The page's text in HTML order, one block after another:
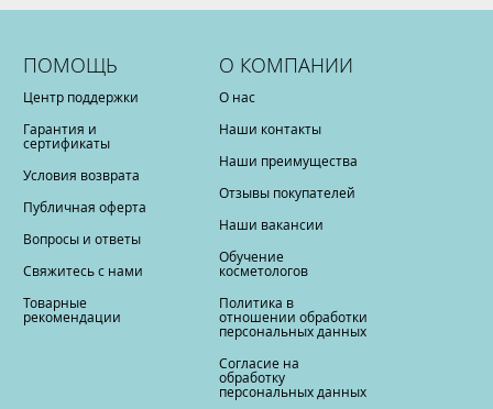
ПОМОЩЬ
Центр поддержки
Гарантия и
сертификаты
Условия возврата
Публичная оферта
Вопросы и ответы
Свяжитесь с нами
Товарные
рекомендации
О КОМПАНИИ
О нас
Наши контакты
Наши преимущества
Отзывы покупателей
Наши вакансии
Обучение
косметологов
Политика в
отношении обработки
персональных данных
Согласие на
обработку
персональных данных